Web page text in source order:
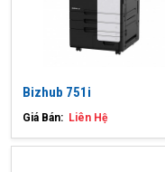
Bizhub 751i
Giá Bán: Liên Hệ